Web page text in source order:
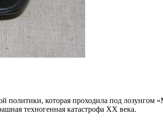
которая проходила под лозунгом
техногенная катастрофа ХХ века.